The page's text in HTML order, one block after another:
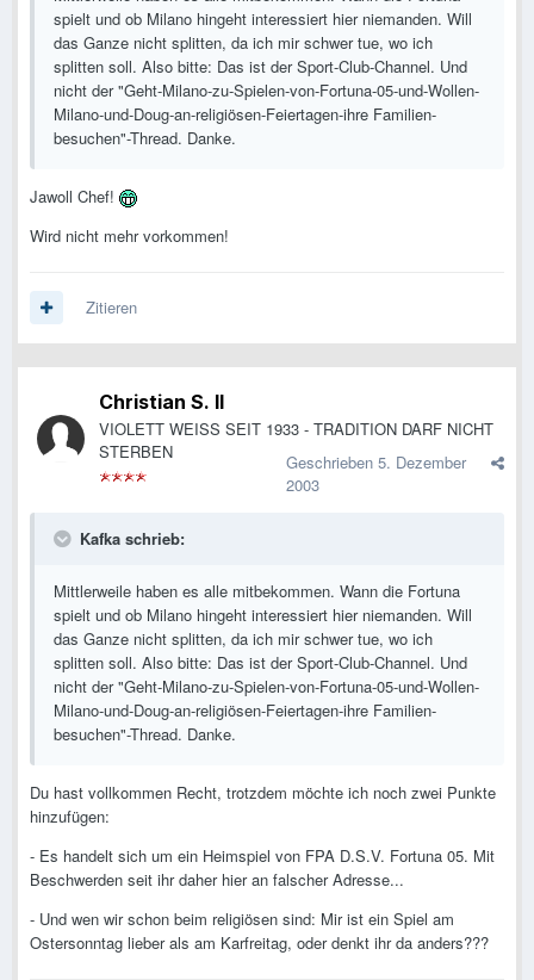
spielt und ob Milano hingeht interessiert hier niemanden. Will
das Ganze nicht splitten, da ich mir schwer tue, wo ich
splitten soll. Also bitte: Das ist der Sport-Club-Channel. Und
nicht der "Geht-Milano-zu-Spielen-von-Fortuna-05-und-Wollen-
Milano-und-Doug-an-religiösen-Feiertagen-ihre Familien-
besuchen"-Thread. Danke.
Jawoll Chef!
Wird nicht mehr vorkommen!
Zitieren
Christian S. II
VIOLETT WEISS SEIT 1933 - TRADITION DARF NICHT
STERBEN
Geschrieben 5. Dezember
2003
Kafka schrieb:
Mittlerweile haben es alle mitbekommen. Wann die Fortuna
spielt und ob Milano hingeht interessiert hier niemanden. Will
das Ganze nicht splitten, da ich mir schwer tue, wo ich
splitten soll. Also bitte: Das ist der Sport-Club-Channel. Und
nicht der "Geht-Milano-zu-Spielen-von-Fortuna-05-und-Wollen-
Milano-und-Doug-an-religiösen-Feiertagen-ihre Familien-
besuchen"-Thread. Danke.
Du hast vollkommen Recht, trotzdem möchte ich noch zwei Punkte
hinzufügen:
- Es handelt sich um ein Heimspiel von FPA D.S.V. Fortuna 05. Mit
Beschwerden seit ihr daher hier an falscher Adresse...
- Und wen wir schon beim religiösen sind: Mir ist ein Spiel am
Ostersonntag lieber als am Karfreitag, oder denkt ihr da anders???